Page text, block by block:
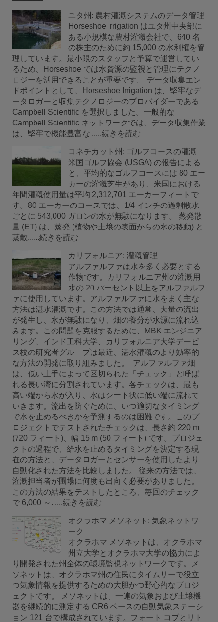
ユタ州: 農村灌漑システムのデータ管理
Horseshoe Irrigation はユタ州中央部に
ある小規模な農村灌漑会社で、640 名
の株主のために約 15,000 の水利権を管
理しています。最小限のスタッフと予算で運営してい
るため、Horseshoe では水資源の監視と管理にテクノ
ロジーを活用できることが重要です。 データ収集エン
ドポイントとして、Horseshoe Irrigation は、堅牢なデ
ータロガーと収集テクノロジーのプロバイダーである
Campbell Scientific を選択しました。一般的な
Campbell Scientific ネットワークでは、データ収集作業
は、堅牢で機能豊富な......続きを読む
コネチカット州: ゴルフコースの灌漑
米国ゴルフ協会 (USGA) の報告による
と、平均的なゴルフコースには 80 エー
カーの灌漑芝生があり、米国における
年間灌漑使用量は平均 2,312,701 エーカーフィートで
す。80 エーカーのコースでは、1/4 インチの過剰散水
ごとに 543,000 ガロンの水が無駄になります。 蒸発散
量 (ET) は、蒸発 (植物や土壌の表面からの水の移動) と
蒸散......続きを読む
カリフォルニア: 灌漑管理
アルファルファは水を多く必要とする
作物です。カリフォルニア州の灌漑用
水の 20 パーセント以上をアルファルフ
ァに使用しています。アルファルファに水をまく主な
方法は湛水灌漑です。この方法では通常、大量の流出
が発生し、水が無駄になり、畑の養分が水源に流れ込
みます。この問題を克服するために、MBK エンジニア
リング、インド工科大学、カリフォルニア大学デービ
ス校の研究者グループは最近、湛水灌漑のより効率的
な方法の開発に取り組みました。 アルファルファ畑
は、低い土手によって区切られた「チェック」と呼ば
れる長い湾に分割されています。各チェックは、最も
高い端から水が入り、水はシート状に低い端に流れて
いきます。流出を防ぐために、いつ適切なタイミング
で水を止めるべきかを予測するのは困難です。このプ
ロジェクトでテストされたチェックは、長さ約 220 m
(720 フィート)、幅 15 m (50 フィート) です。プロジェ
クトの過程で、給水を止めるタイミングを決定する現
在の方法と、データロガーとセンサーを使用したより
自動化された方法を比較しました。 従来の方法では、
灌漑担当者が圃場に何度も出向く必要がありました。
この方法の結果をテストしたところ、毎回のチェック
で 6,000 ～......続きを読む
オクラホマ メソネット: 気象ネットワ
ーク
オクラホマ メソネットは、オクラホマ
州立大学とオクラホマ大学の協力によ
り開発された州全体の環境監視ネットワークです。メ
ソネットは、オクラホマ州の住民にタイムリーで役立
つ気象情報を提供するための大胆かつ野心的なプロジ
ェクトです。 メソネットは、一連の気象および土壌機
器を継続的に測定する CR6 ベースの自動気象ステーシ
ョン 121 台で構成されています。フォート コブとリト